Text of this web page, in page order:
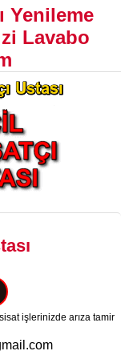
Yenileme
Lavabo
işlerinizde arıza tamir